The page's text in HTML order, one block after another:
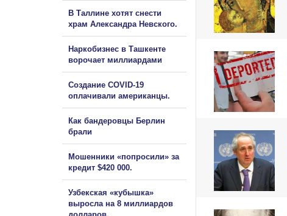
В Таллине хотят снести
храм Александра Невского.
Наркобизнес в Ташкенте
ворочает миллиардами
Создание COVID-19
оплачивали американцы.
Как бандеровцы Берлин
брали
Мошенники «попросили» за
кредит $420 000.
Узбекская «кубышка»
выросла на 8 миллиардов